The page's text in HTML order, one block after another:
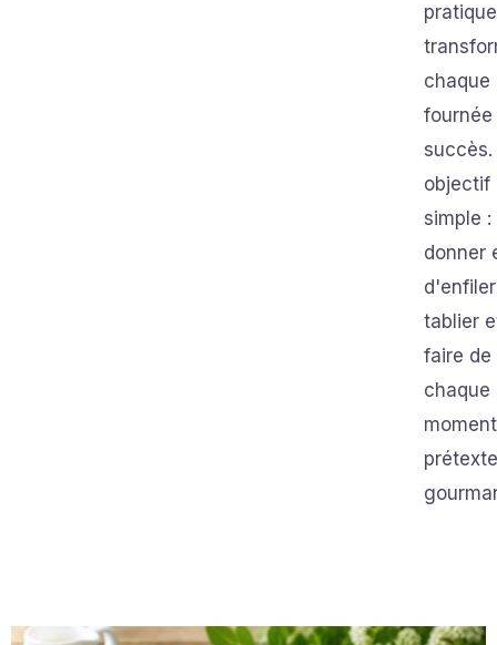
chaque
succès.
objectif
simple
donner
tablier
faire de
chaque